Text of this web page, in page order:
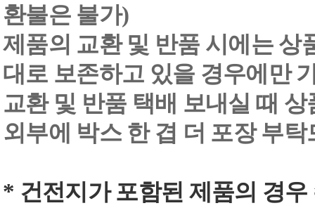
환불은 불가)
제품의 교환 및 반품 시에는 상
대로 보존하고 있을 경우에만
교환 및 반품 택배 보내실 때
외부에 박스 한 겹 더 포장 부탁
* 건전지가 포함된 제품의 경